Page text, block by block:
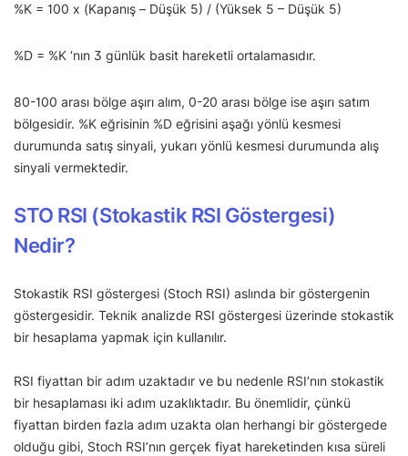
%K = 100 x (Kapanış – Düşük 5) / (Yüksek 5 – Düşük 5)
%D = %K ‘nın 3 günlük basit hareketli ortalamasıdır.
80-100 arası bölge aşırı alım, 0-20 arası bölge ise aşırı satım
bölgesidir. %K eğrisinin %D eğrisini aşağı yönlü kesmesi
durumunda satış sinyali, yukarı yönlü kesmesi durumunda alış
sinyali vermektedir.
STO RSI (Stokastik RSI Göstergesi)
Nedir?
Stokastik RSI göstergesi (Stoch RSI) aslında bir göstergenin
göstergesidir. Teknik analizde RSI göstergesi üzerinde stokastik
bir hesaplama yapmak için kullanılır.
RSI fiyattan bir adım uzaktadır ve bu nedenle RSI’nın stokastik
bir hesaplaması iki adım uzaklıktadır. Bu önemlidir, çünkü
fiyattan birden fazla adım uzakta olan herhangi bir göstergede
olduğu gibi, Stoch RSI’nın gerçek fiyat hareketinden kısa süreli